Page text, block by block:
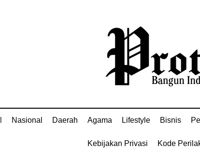
Nasional Daerah Agama Lifestyle Bisnis
Kebijakan Privasi Kode